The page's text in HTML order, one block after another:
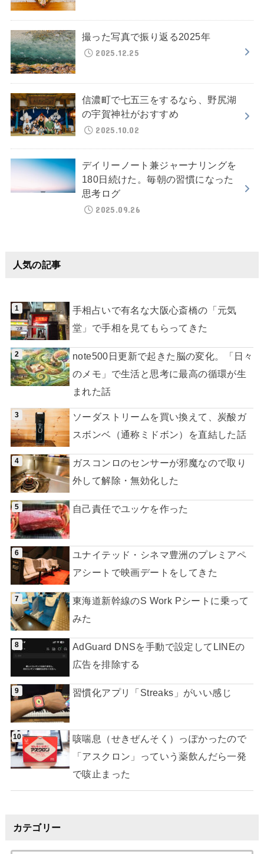
撮った写真で振り返る2025年
2025.12.25
信濃町で七五三をするなら、野尻湖
の宇賀神社がおすすめ
2025.10.02
デイリーノート兼ジャーナリングを
180日続けた。毎朝の習慣になった
思考ログ
2025.09.26
人気の記事
手相占いで有名な大阪心斎橋の「元気
堂」で手相を見てもらってきた
note500日更新で起きた脳の変化。「日々
のメモ」で生活と思考に最高の循環が生
まれた話
ソーダストリームを買い換えて、炭酸ガ
スボンベ（通称ミドボン）を直結した話
ガスコンロのセンサーが邪魔なので取り
外して解除・無効化した
自己責任でユッケを作った
ユナイテッド・シネマ豊洲のプレミアペ
アシートで映画デートをしてきた
東海道新幹線のS Work Pシートに乗って
みた
AdGuard DNSを手動で設定してLINEの
広告を排除する
習慣化アプリ「Streaks」がいい感じ
咳喘息（せきぜんそく）っぽかったので
「アスクロン」っていう薬飲んだら一発
で咳止まった
カテゴリー